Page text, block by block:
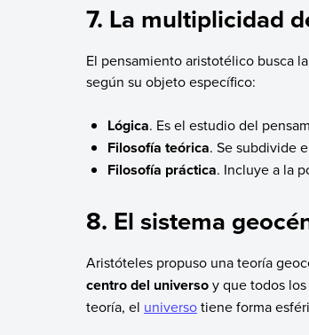
7. La multiplicidad
El pensamiento aristotélico busca
según su objeto específico:
Lógica. Es el estudio del
Filosofía teórica. Se subdivide
Filosofía práctica. Incluye a la
8. El sistema
Aristóteles propuso una teoría
centro del universoy que todos los
teoría, el universotiene forma